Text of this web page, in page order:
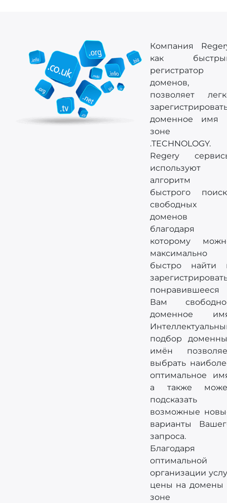
Компания
как
регистратор
доменов,
позволяет
доменное имя
зоне
.TECHNOLOGY.
Regery
используют
алгоритм
быстрого
свободных
доменов
благодаря
которому
максимально
быстро найти
понравившееся
Вам
доменное
подбор
имён
выбрать
оптимальное
а также
подсказать
возможные
варианты
запроса.
Благодаря
оптимальной
организации
цены на домены
зоне